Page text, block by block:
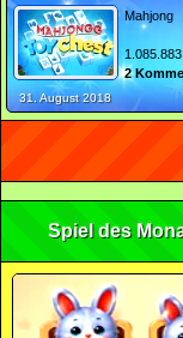
Mahjong
2
31. August 2018
Spiel des